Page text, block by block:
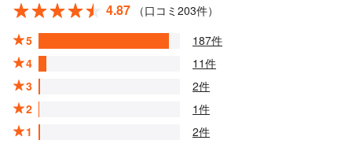
4.87
（口コミ203件）
5
187件
4
11件
3
2件
2
1件
1
2件